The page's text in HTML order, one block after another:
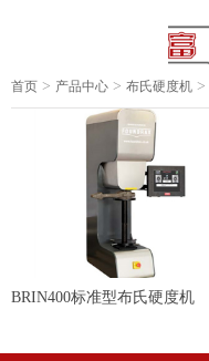
首页 > 产品中心 > 布氏硬度机 >
BRIN400标准型布氏硬度机